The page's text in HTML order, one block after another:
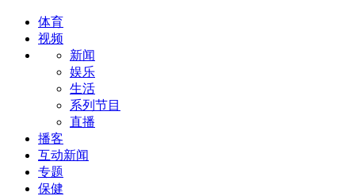
体育
视频
新闻
娱乐
生活
系列节目
直播
播客
互动新闻
专题
保健